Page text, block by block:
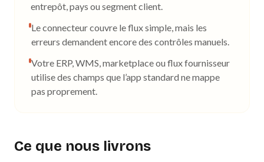
entrepôt, pays ou segment client.
Le connecteur couvre le flux simple, mais les
erreurs demandent encore des contrôles manuels.
Votre ERP, WMS, marketplace ou flux fournisseur
utilise des champs que l’app standard ne mappe
pas proprement.
Ce que nous livrons